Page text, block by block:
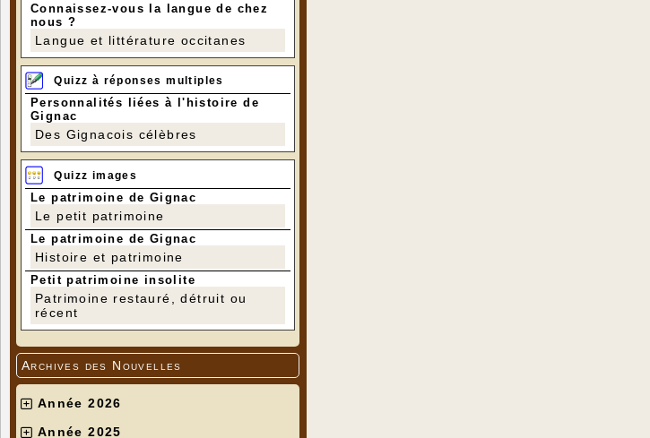
Connaissez-vous la langue de chez
nous ?
Langue et littérature occitanes
Quizz à réponses multiples
Personnalités liées à l'histoire de
Gignac
Des Gignacois célèbres
Quizz images
Le patrimoine de Gignac
Le petit patrimoine
Le patrimoine de Gignac
Histoire et patrimoine
Petit patrimoine insolite
Patrimoine restauré, détruit ou
récent
Archives des Nouvelles
Année 2026
Année 2025